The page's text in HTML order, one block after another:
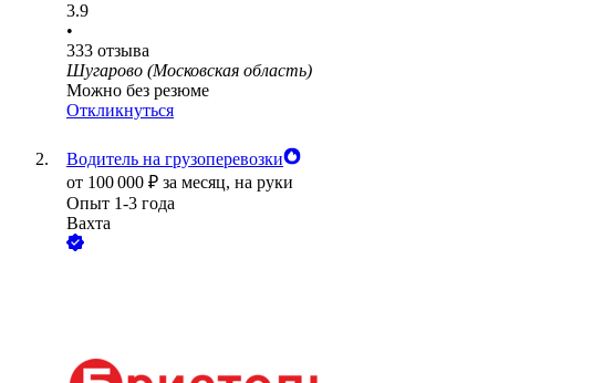
3.9
•
333 отзыва
Шугарово (Московская область)
Можно без резюме
Откликнуться
Водитель на грузоперевозки
от 100 000 ₽ за месяц, на руки
Опыт 1-3 года
Вахта